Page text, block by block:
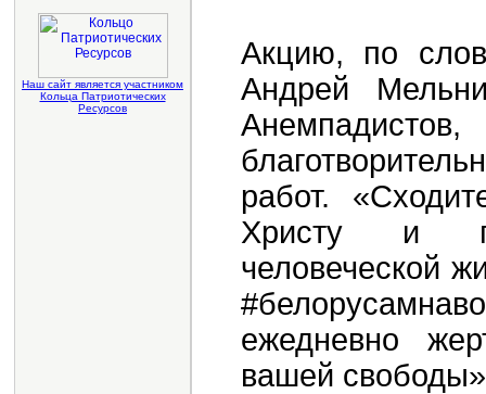
Наш сайт является участником
Кольца Патриотических
Ресурсов
Акцию, по
Андрей
работ.
Христу и
человеческой
ежедневно
вашей